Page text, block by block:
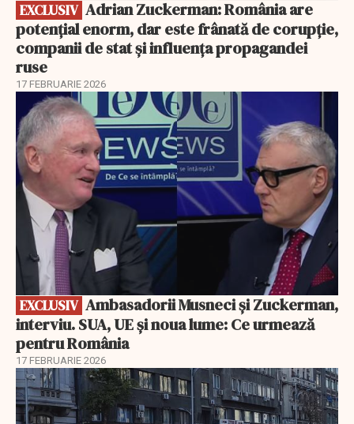
EXCLUSIV
potențial enorm, dar este frânată de corupție,
companii de stat și influența propagandei
ruse
17 FEBRUARIE 2026
EXCLUSIV
EXCLUSIV
interviu. SUA, UE și noua lume: Ce urmează
pentru România
17 FEBRUARIE 2026